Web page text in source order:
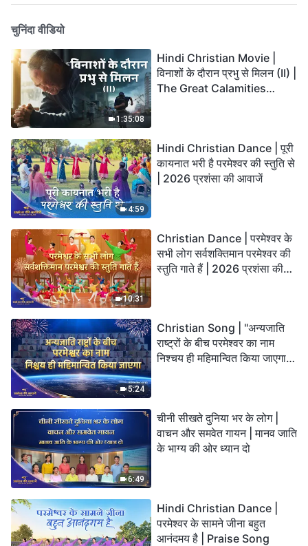
चुनिंदा वीडियो
1:35:08
Hindi Christian Movie |
विनाशों के दौरान प्रभु से मिलन (II) |
The Great Calamities
4:59
Hindi Christian Dance | पूरी
कायनात भरी है परमेश्वर की स्तुति से
| 2026 प्रशंसा की आवाजें
10:31
Christian Dance | परमेश्वर के
सभी लोग सर्वशक्तिमान परमेश्वर की
स्तुति गाते हैं | 2026 प्रशंसा की
5:24
Christian Song | "अन्यजाति
राष्ट्रों के बीच परमेश्वर का नाम
निश्चय ही महिमान्वित किया जाएगा" |
6:49
चीनी सीखते दुनिया भर के लोग |
वाचन और समवेत गायन | मानव जाति
के भाग्य की ओर ध्यान दो
Hindi Christian Dance |
परमेश्वर के सामने जीना बहुत
आनंदमय है | Praise Song